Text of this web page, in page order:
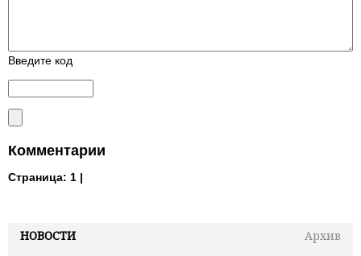
НОВОСТИ
Архив
Введите код
Комментарии
Страница: 1 |